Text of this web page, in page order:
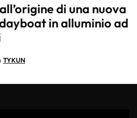
di una nuova
in alluminio ad
TYKUN